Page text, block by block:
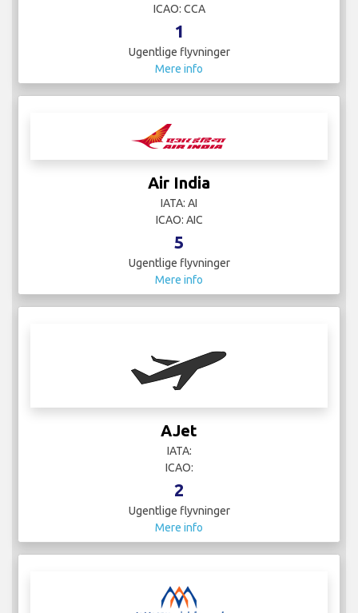
ICAO: CCA
1
Ugentlige flyvninger
Mere info
Air India
IATA: AI
ICAO: AIC
5
Ugentlige flyvninger
Mere info
AJet
IATA:
ICAO:
2
Ugentlige flyvninger
Mere info